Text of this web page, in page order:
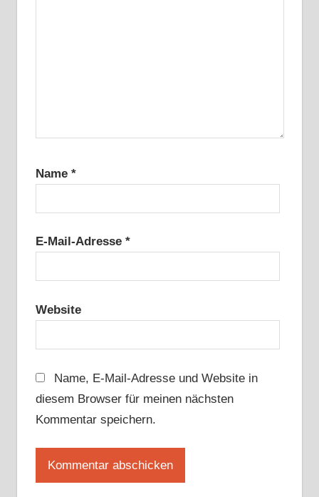
Name *
E-Mail-Adresse *
Website
Name, E-Mail-Adresse und Website in
diesem Browser für meinen nächsten
Kommentar speichern.